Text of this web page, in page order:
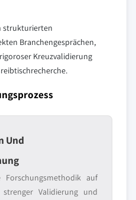
strukturierten
Branchengesprächen,
Kreuzvalidierung
Und
auf
strenger Validierung und